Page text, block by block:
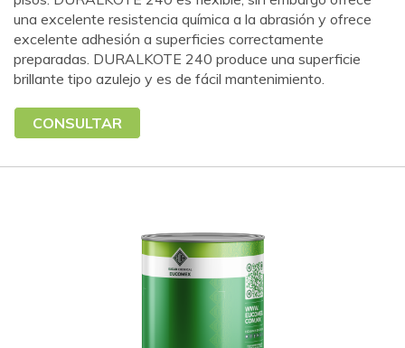
una excelente resistencia química a la abrasión y ofrece
excelente adhesión a superficies correctamente
preparadas. DURALKOTE 240 produce una superficie
brillante tipo azulejo y es de fácil mantenimiento.
CONSULTAR